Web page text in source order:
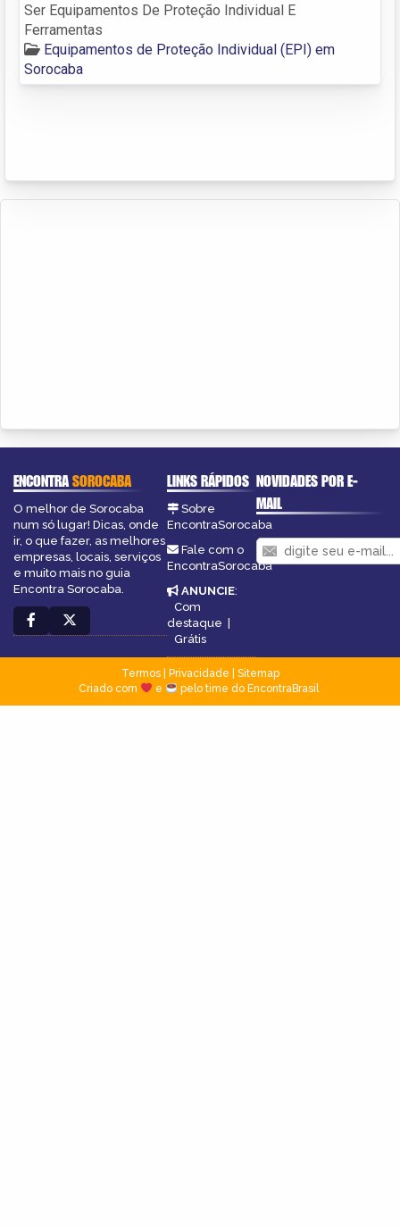
Ser Equipamentos De Proteção Individual E
Ferramentas
Equipamentos de Proteção Individual (EPI) em
Sorocaba
ENCONTRASOROCABA
O melhor de Sorocaba
num só lugar! Dicas, onde
ir, o que fazer, as melhores
empresas, locais, serviços
e muito mais no guia
Encontra Sorocaba.
LINKS RÁPIDOS
Sobre
EncontraSorocaba
Fale com o
EncontraSorocaba
ANUNCIE:
Com
destaque |
Grátis
NOVIDADES POR E-
MAIL
Termos| Privacidade
Sitemap
Criado com
e pelo time do EncontraBrasil